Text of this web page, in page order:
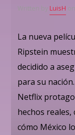
Written by LuisH
La nueva
Ripstein
decidido a
para su
Netflix
hechos
cómo México